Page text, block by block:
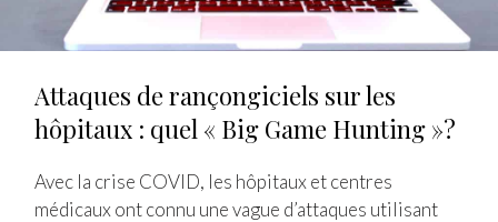
Attaques de rançongiciels sur les
hôpitaux : quel « Big Game Hunting »?
Avec la crise COVID, les hôpitaux et centres
médicaux ont connu une vague d’attaques utilisant